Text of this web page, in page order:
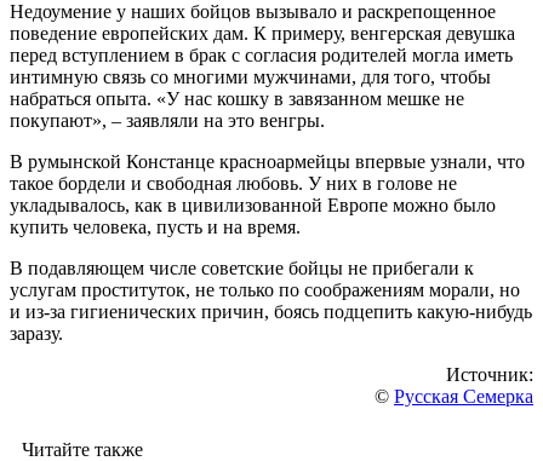
Недоумение у наших бойцов вызывало и раскрепощенное
поведение европейских дам. К примеру, венгерская девушка
перед вступлением в брак с согласия родителей могла иметь
интимную связь со многими мужчинами, для того, чтобы
набраться опыта. «У нас кошку в завязанном мешке не
покупают», – заявляли на это венгры.
В румынской Констанце красноармейцы впервые узнали, что
такое бордели и свободная любовь. У них в голове не
укладывалось, как в цивилизованной Европе можно было
купить человека, пусть и на время.
В подавляющем числе советские бойцы не прибегали к
услугам проституток, не только по соображениям морали, но
и из-за гигиенических причин, боясь подцепить какую-нибудь
заразу.
Источник:
© Русская Семерка
Читайте также